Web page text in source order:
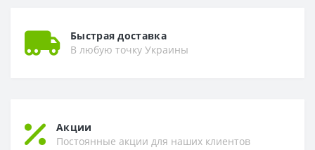
Быстрая доставка
В любую точку Украины
Акции
Постоянные акции для наших клиентов